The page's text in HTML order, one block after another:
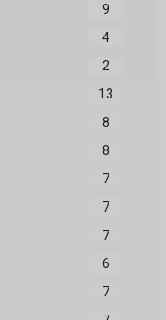
9
4
2
13
8
8
7
7
7
6
7